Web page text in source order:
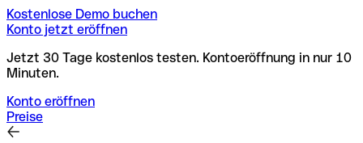
Kostenlose Demo buchen
Konto jetzt eröffnen
Jetzt 30 Tage kostenlos testen. Kontoeröffnung in nur 10
Minuten.
Konto eröffnen
Preise